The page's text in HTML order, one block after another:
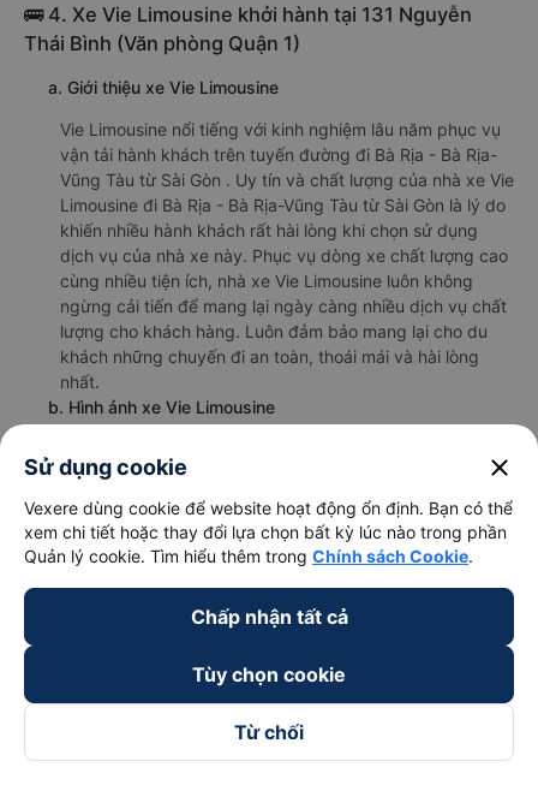
🚌 4. Xe Vie Limousine khởi hành tại 131 Nguyễn
Thái Bình (Văn phòng Quận 1)
a. Giới thiệu xe Vie Limousine
Vie Limousine nổi tiếng với kinh nghiệm lâu năm phục vụ
vận tải hành khách trên tuyến đường đi Bà Rịa - Bà Rịa-
Vũng Tàu từ Sài Gòn . Uy tín và chất lượng của nhà xe Vie
Limousine đi Bà Rịa - Bà Rịa-Vũng Tàu từ Sài Gòn là lý do
khiến nhiều hành khách rất hài lòng khi chọn sử dụng
dịch vụ của nhà xe này. Phục vụ dòng xe chất lượng cao
cùng nhiều tiện ích, nhà xe Vie Limousine luôn không
ngừng cải tiến để mang lại ngày càng nhiều dịch vụ chất
lượng cho khách hàng. Luôn đảm bảo mang lại cho du
khách những chuyến đi an toàn, thoái mái và hài lòng
nhất.
b. Hình ảnh xe Vie Limousine
Sử dụng cookie close
Vexere dùng cookie để website hoạt động ổn định. Bạn có thể
xem chi tiết hoặc thay đổi lựa chọn bất kỳ lúc nào trong phần
Quản lý cookie. Tìm hiểu thêm trong Chính sách Cookie.
Chấp nhận tất cả
Tùy chọn cookie
Từ chối